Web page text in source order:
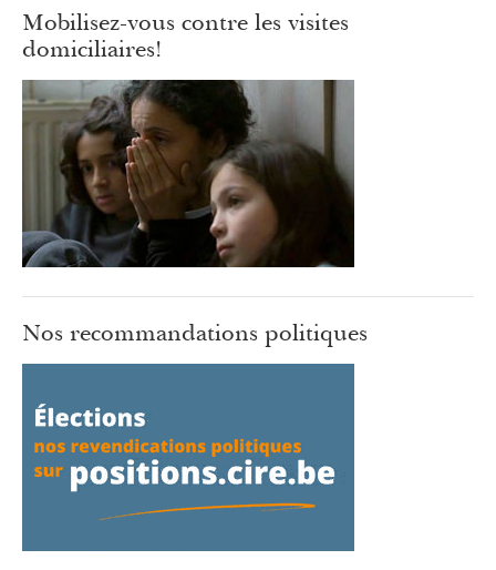
Mobilisez-vous contre les visites
domiciliaires!
Nos recommandations politiques